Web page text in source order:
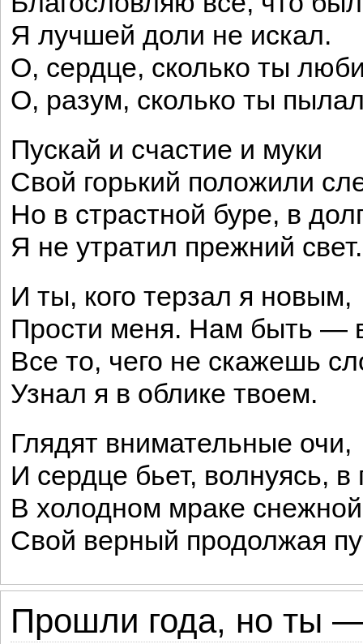
Я лучшей доли не искал.
О, сердце, сколько ты
О, разум, сколько ты
Пускай и счастие и муки
Свой горький положили
Но в страстной буре, в
Я не утратил прежний свет.
И ты, кого терзал я новым,
Прости меня. Нам быть —
Все то, чего не скажешь
Узнал я в облике твоем.
Глядят внимательные очи,
И сердце бьет, волнуясь, в
В холодном мраке
Свой верный продолжая
Прошли года, но ты